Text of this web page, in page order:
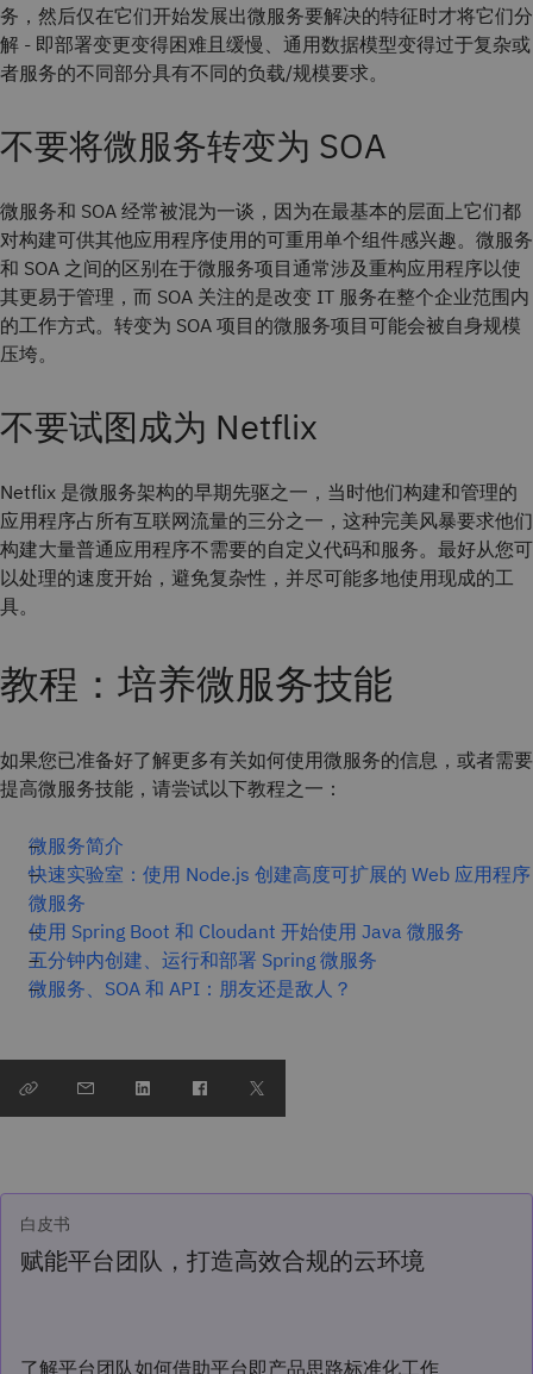
务，然后仅在它们开始发展出微服务要解决的特征时才将它们分
解 - 即部署变更变得困难且缓慢、通用数据模型变得过于复杂或
者服务的不同部分具有不同的负载/规模要求。
不要将微服务转变为 SOA
微服务和 SOA 经常被混为一谈，因为在最基本的层面上它们都
对构建可供其他应用程序使用的可重用单个组件感兴趣。微服务
和 SOA 之间的区别在于微服务项目通常涉及重构应用程序以使
其更易于管理，而 SOA 关注的是改变 IT 服务在整个企业范围内
的工作方式。转变为 SOA 项目的微服务项目可能会被自身规模
压垮。
不要试图成为 Netflix
Netflix 是微服务架构的早期先驱之一，当时他们构建和管理的
应用程序占所有互联网流量的三分之一，这种完美风暴要求他们
构建大量普通应用程序不需要的自定义代码和服务。最好从您可
以处理的速度开始，避免复杂性，并尽可能多地使用现成的工
具。
教程：培养微服务技能
如果您已准备好了解更多有关如何使用微服务的信息，或者需要
提高微服务技能，请尝试以下教程之一：
微服务简介
快速实验室：使用 Node.js 创建高度可扩展的 Web 应用程序
微服务
使用 Spring Boot 和 Cloudant 开始使用 Java 微服务
五分钟内创建、运行和部署 Spring 微服务
微服务、SOA 和 API：朋友还是敌人？
白皮书
赋能平台团队，打造高效合规的云环境
了解平台团队如何借助平台即产品思路标准化工作